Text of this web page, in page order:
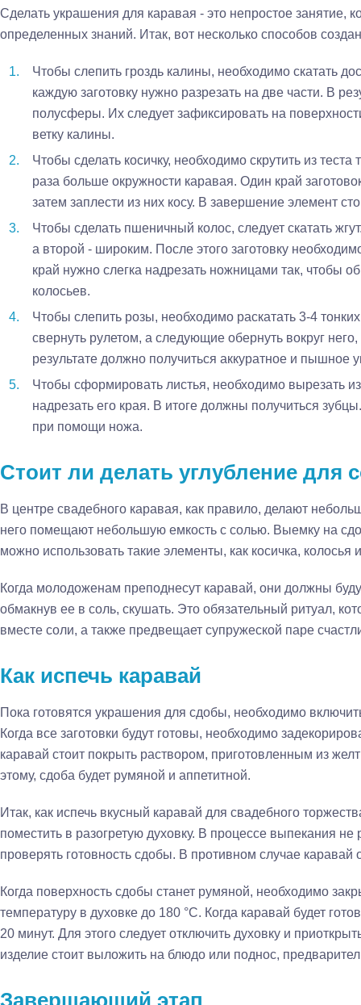
Сделать украшения для каравая - это непростое занятие,
определенных знаний. Итак, вот несколько способов
Чтобы слепить гроздь калины, необходимо скатать
каждую заготовку нужно разрезать на две части. В
полусферы. Их следует зафиксировать на
ветку калины.
Чтобы сделать косичку, необходимо скрутить из
раза больше окружности каравая. Один край
затем заплести из них косу. В завершение элемент
Чтобы сделать пшеничный колос, следует скатать
а второй - широким. После этого заготовку
край нужно слегка надрезать ножницами так, чтобы
колосьев.
Чтобы слепить розы, необходимо раскатать 3-4
свернуть рулетом, а следующие обернуть вокруг
результате должно получиться аккуратное и пышное
Чтобы сформировать листья, необходимо вырезать
надрезать его края. В итоге должны получиться
при помощи ножа.
Стоит ли делать углубление для
В центре свадебного каравая, как правило, делают
него помещают небольшую емкость с солью. Выемку на
можно использовать такие элементы, как косичка, колосья
Когда молодоженам преподнесут каравай, они должны
обмакнув ее в соль, скушать. Это обязательный ритуал,
вместе соли, а также предвещает супружеской паре
Как испечь каравай
Пока готовятся украшения для сдобы, необходимо
Когда все заготовки будут готовы, необходимо
каравай стоит покрыть раствором, приготовленным из
этому, сдоба будет румяной и аппетитной.
Итак, как испечь вкусный каравай для свадебного
поместить в разогретую духовку. В процессе выпекания
проверять готовность сдобы. В противном случае
Когда поверхность сдобы станет румяной, необходимо
температуру в духовке до 180 °С. Когда каравай будет
20 минут. Для этого следует отключить духовку и
изделие стоит выложить на блюдо или поднос,
Завершающий этап